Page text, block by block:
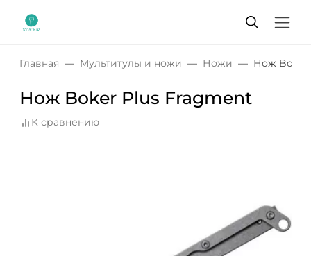
Главная Мультитулы и ножи Ножи Нож Boker
Нож Boker Plus Fragment
К сравнению